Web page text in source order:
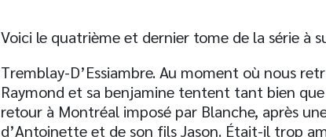
Voici le quatrième et dernier tome de la série à
Tremblay-D’Essiambre. Au moment où nous
Raymond et sa benjamine tentent tant bien
retour à Montréal imposé par Blanche, après
d’Antoinette et de son fils Jason. Était-il trop